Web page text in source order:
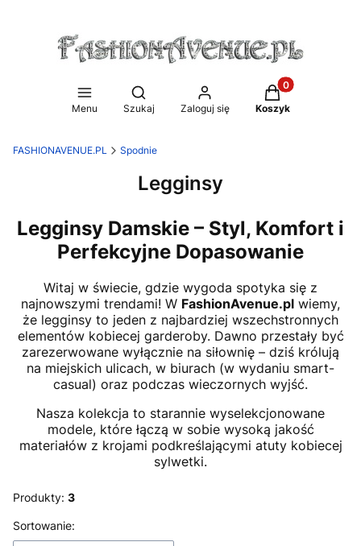
Menu
Otwórz wyszukiwarkę
Szukaj Zaloguj się
Produkty w
Koszyk
FASHIONAVENUE.PL Spodnie
Legginsy
Legginsy Damskie – Styl, Komfort i
Perfekcyjne Dopasowanie
Witaj w świecie, gdzie wygoda spotyka się z
najnowszymi trendami! W FashionAvenue.pl wiemy,
że legginsy to jeden z najbardziej wszechstronnych
elementów kobiecej garderoby. Dawno przestały być
zarezerwowane wyłącznie na siłownię – dziś królują
na miejskich ulicach, w biurach (w wydaniu smart-
casual) oraz podczas wieczornych wyjść.
Nasza kolekcja to starannie wyselekcjonowane
modele, które łączą w sobie wysoką jakość
materiałów z krojami podkreślającymi atuty kobiecej
sylwetki.
Produkty: 3
Lista produktów
Sortowanie: